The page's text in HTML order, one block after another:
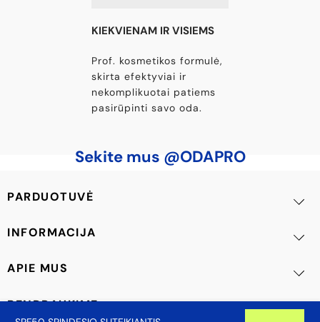
KIEKVIENAM IR VISIEMS
Prof. kosmetikos formulė,
skirta efektyviai ir
nekomplikuotai patiems
pasirūpinti savo oda.
Sekite mus @ODAPRO
PARDUOTUVĖ
INFORMACIJA
APIE MUS
BENDRAUKIME